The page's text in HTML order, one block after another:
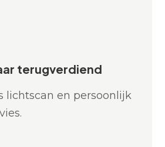
terugverdiend
lichtscan en persoonlijk